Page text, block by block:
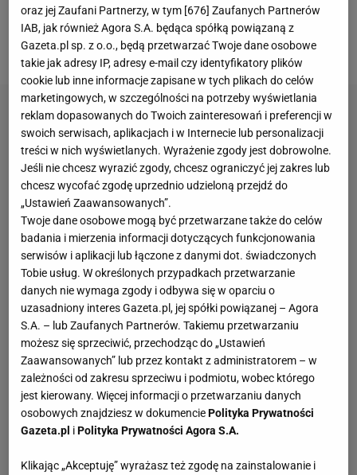
najbliższy weekend rozpoczną rywalizację w USA.
Kiedy wracająskoki narciarskie?
oraz jej Zaufani Partnerzy, w tym [676] Zaufanych Partnerów
IAB, jak również Agora S.A. będąca spółką powiązaną z
Gazeta.pl sp. z o.o., będą przetwarzać Twoje dane osobowe
takie jak adresy IP, adresy e-mail czy identyfikatory plików
cookie lub inne informacje zapisane w tych plikach do celów
marketingowych, w szczególności na potrzeby wyświetlania
reklam dopasowanych do Twoich zainteresowań i preferencji w
swoich serwisach, aplikacjach i w Internecie lub personalizacji
treści w nich wyświetlanych. Wyrażenie zgody jest dobrowolne.
Jeśli nie chcesz wyrazić zgody, chcesz ograniczyć jej zakres lub
chcesz wycofać zgodę uprzednio udzieloną przejdź do
„Ustawień Zaawansowanych”.
Twoje dane osobowe mogą być przetwarzane także do celów
badania i mierzenia informacji dotyczących funkcjonowania
serwisów i aplikacji lub łączone z danymi dot. świadczonych
Tobie usług. W określonych przypadkach przetwarzanie
danych nie wymaga zgody i odbywa się w oparciu o
uzasadniony interes Gazeta.pl, jej spółki powiązanej – Agora
S.A. – lub Zaufanych Partnerów. Takiemu przetwarzaniu
możesz się sprzeciwić, przechodząc do „Ustawień
Zaawansowanych” lub przez kontakt z administratorem – w
zależności od zakresu sprzeciwu i podmiotu, wobec którego
jest kierowany. Więcej informacji o przetwarzaniu danych
osobowych znajdziesz w dokumenciePolityka Prywatności
Gazeta.pl iPolityka Prywatności Agora S.A.
Klikając „Akceptuję” wyrażasz też zgodę na zainstalowanie i